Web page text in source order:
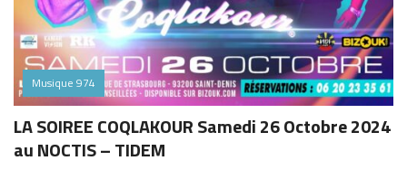
Musique 974
LA SOIREE COQLAKOUR Samedi 26 Octobre 2024
au NOCTIS – TIDEM